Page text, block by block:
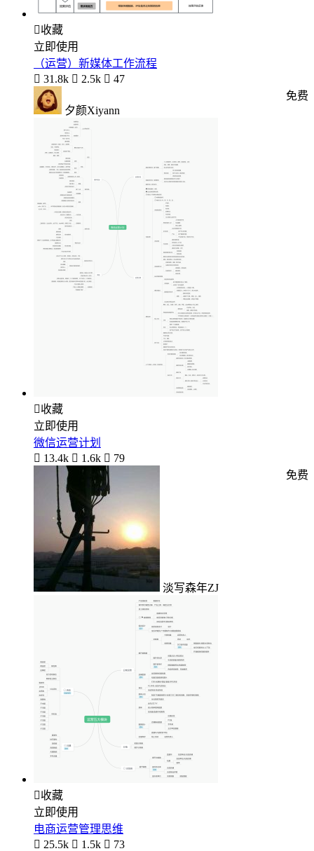
收藏
立即使用
（运营）新媒体工作流程
 31.8k  2.5k  47
夕颜Xiyann
免费
收藏
立即使用
微信运营计划
 13.4k  1.6k  79
淡写森年ZJ
免费
收藏
立即使用
电商运营管理思维
 25.5k  1.5k  73